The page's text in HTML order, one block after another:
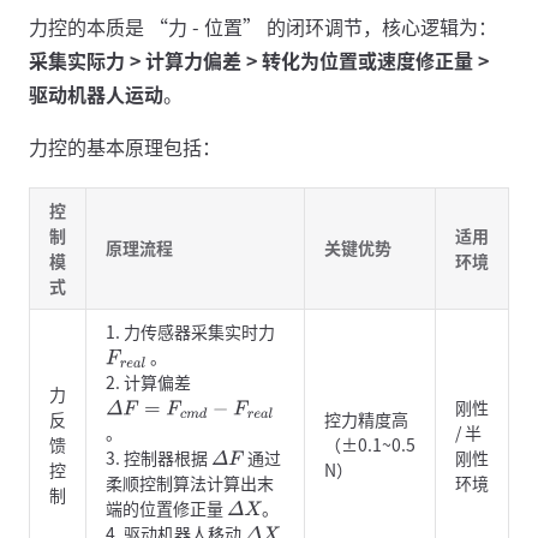
力控的本质是 “力 - 位置” 的闭环调节，核心逻辑为：
采集实际力 > 计算力偏差 > 转化为位置或速度修正量 >
驱动机器人运动。
力控的基本原理包括：
控
制
模
式
原理流程 关键优势
适用
环境
力
反
馈
控
制
1. 力传感器采集实时力
Freal 。
2. 计算偏差
ΔF=F cmd−Freal
。
3. 控制器根据 ΔF
通过
柔顺控制算法计算出末
端的位置修正量 ΔX 。
4. 驱动机器人移动
控力精度高
（±0.1~0.5
N）
刚性
/ 半
刚性
环境